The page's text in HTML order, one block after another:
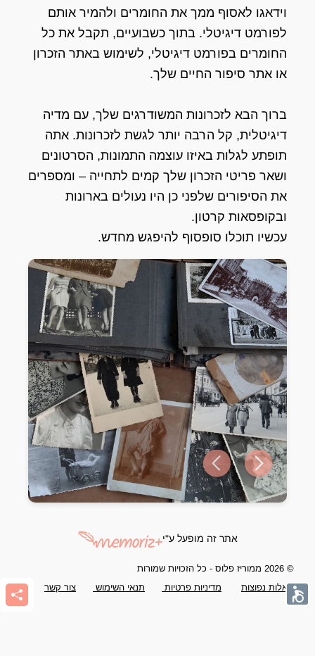
וידאגו לאסוף ממך את החומרים ולהמיר אותם
לפורמט דיגיטלי. בתוך כשבועיים, תקבל את כל
החומרים בפורמט דיגיטלי, לשימוש באתר הזכרון
או אתר סיפור החיים שלך.
ברוך הבא לזכרונות המשודרגים שלך, עם מדיה
דיגיטלית, קל הרבה יותר לגשת לזכרונות. אתה
תופתע לגלות באיזו עוצמה התמונות, הסרטונים
ושאר פריטי הזכרון שלך קמים לתחייה – ומספרים
את הסיפורים שלפני כן היו נעולים בארונות
ובקופסאות קרטון.
עכשיו תוכלו סופסוף להיפגש מחדש.
Previous slideNext slide
אתר זה מופעל ע"י
© 2026 ממוריז פלוס - כל הזכויות שמורות
שאלות נפוצות
מדיניות פרטיות תנאי השימוש צור קשר